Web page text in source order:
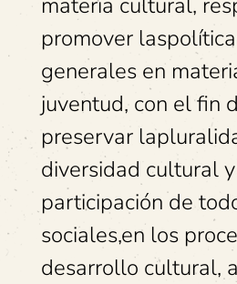
promover
generales en
juventud, con el fin
preservar
diversidad cultural
participación de
sociales,en los
desarrollo cultural,